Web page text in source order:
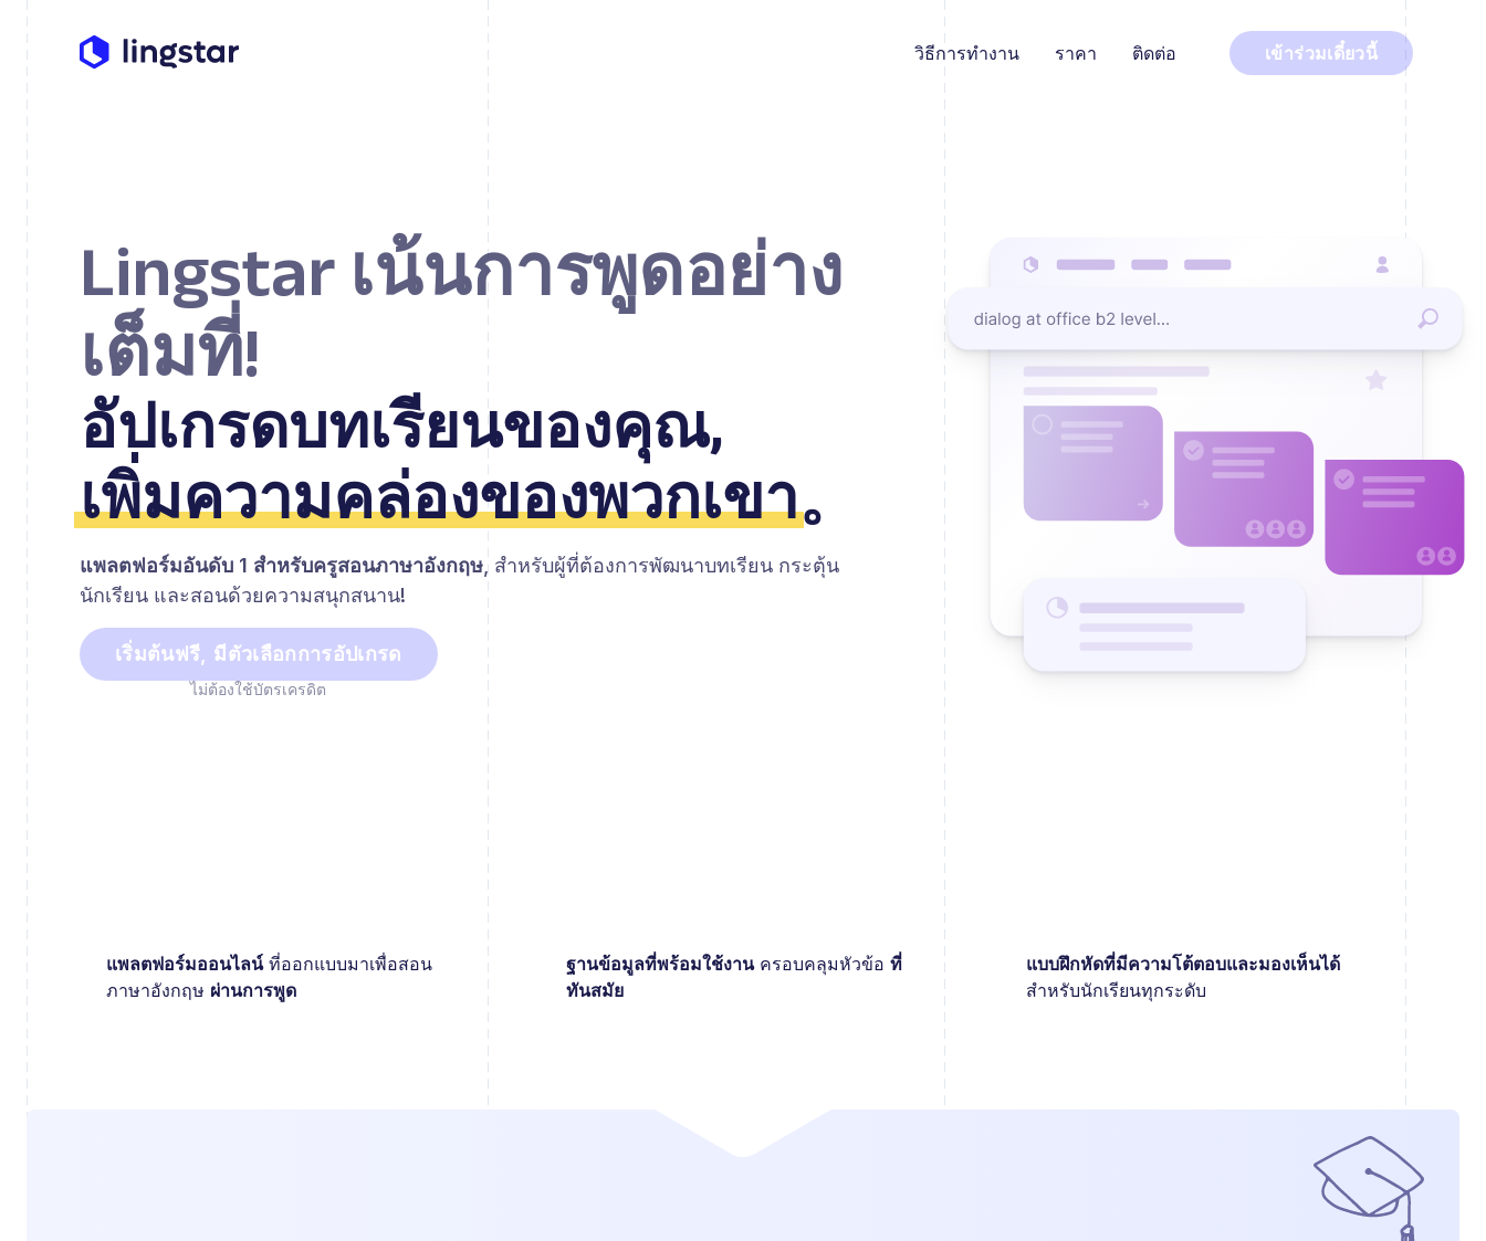
วิธีการทำงาน ราคา ติดต่อ เข้าร่วมเดี๋ยวนี้
Lingstar เน้นการพูดอย่าง
เต็มที่!
อัปเกรดบทเรียนของคุณ,
เพิ่มความคล่องของพวกเขา。
แพลตฟอร์มอันดับ 1 สำหรับครูสอนภาษาอังกฤษ, สำหรับผู้ที่ต้องการพัฒนาบทเรียน กระตุ้น
นักเรียน และสอนด้วยความสนุกสนาน!
เริ่มต้นฟรี, มีตัวเลือกการอัปเกรด
ไม่ต้องใช้บัตรเครดิต
แพลตฟอร์มออนไลน์ที่ออกแบบมาเพื่อสอน
ภาษาอังกฤษ ผ่านการพูด
ฐานข้อมูลที่พร้อมใช้งานครอบคลุมหัวข้อ ที่
ทันสมัย
แบบฝึกหัดที่มีความโต้ตอบและมองเห็นได้
สำหรับนักเรียนทุกระดับ